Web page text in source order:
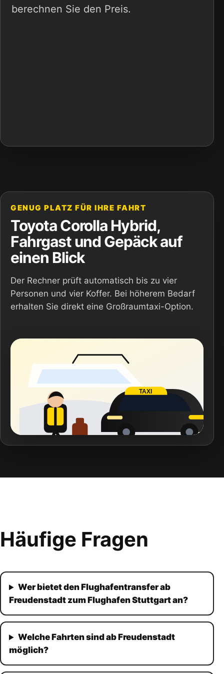
berechnen Sie den Preis.
GENUG PLATZ FÜR IHRE FAHRT
Toyota Corolla Hybrid,
Fahrgast und Gepäck auf
einen Blick
Der Rechner prüft automatisch bis zu vier
Personen und vier Koffer. Bei höherem Bedarf
erhalten Sie direkt eine Großraumtaxi-Option.
TAXI
Häufige Fragen
Wer bietet den Flughafentransfer ab
Freudenstadt zum Flughafen Stuttgart an?
Welche Fahrten sind ab Freudenstadt
möglich?